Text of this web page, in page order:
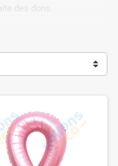
des dons.
d'une grand-mère, ou
10 à 20